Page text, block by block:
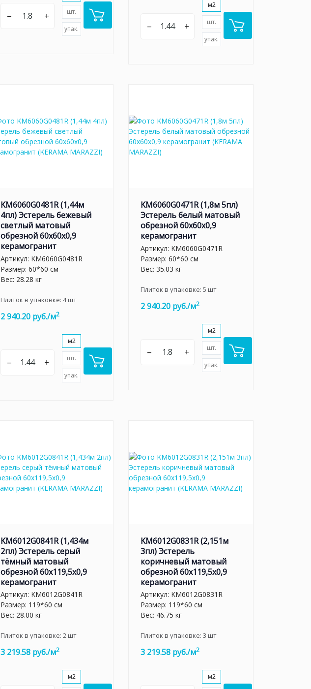
– + шт.
упак. – +
м2
шт.
упак.
KM6060G0481R (1,44м
4пл) Эстерель бежевый
светлый матовый
обрезной 60x60x0,9
керамогранит
Артикул: KM6060G0481R
Размер: 60*60 см
Вес: 28.28 кг
Плиток в упаковке: 4шт
2 940.20 руб./м2
– +
м2
шт.
упак.
KM6060G0471R (1,8м 5пл)
Эстерель белый матовый
обрезной 60x60x0,9
керамогранит
Артикул: KM6060G0471R
Размер: 60*60 см
Вес: 35.03 кг
Плиток в упаковке: 5 шт
2 940.20 руб./м2
– +
м2
шт.
упак.
KM6012G0841R (1,434м
2пл) Эстерель серый
тёмный матовый
обрезной 60x119,5x0,9
керамогранит
Артикул: KM6012G0841R
Размер: 119*60 см
Вес: 28.00 кг
Плиток в упаковке: 2шт
3 219.58 руб./м2
м2
KM6012G0831R (2,151м
3пл) Эстерель
коричневый матовый
обрезной 60x119,5x0,9
керамогранит
Артикул: KM6012G0831R
Размер: 119*60 см
Вес: 46.75 кг
Плиток в упаковке: 3 шт
3 219.58 руб./м2
м2